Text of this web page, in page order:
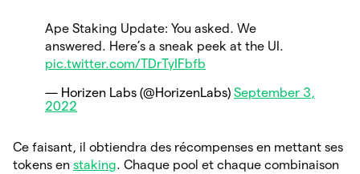
Ape Staking Update: You asked. We
answered. Here’s a sneak peek at the UI.
pic.twitter.com/TDrTyIFbfb
— Horizen Labs (@HorizenLabs) September 3,
2022
Ce faisant, il obtiendra des récompenses en mettant ses
tokens en staking. Chaque pool et chaque combinaison